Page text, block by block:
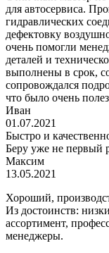
для автосервиса.
гидравлических
дефектовку
очень помогли
деталей и
выполнены в срок,
сопровождался
что было очень
Иван
01.07.2021
Быстро и
Беру уже не первый
Максим
13.05.2021
Хороший,
Из достоинств:
ассортимент,
менеджеры.